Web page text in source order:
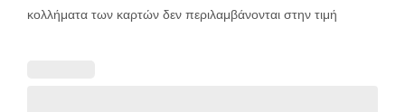
κολλήματα των καρτών δεν περιλαμβάνονται στην τιμή